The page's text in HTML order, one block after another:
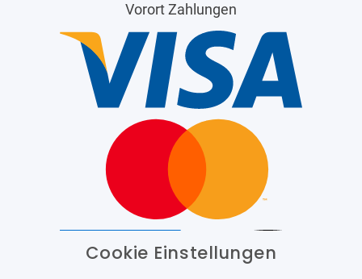
Vorort Zahlungen
Cookie Einstellungen